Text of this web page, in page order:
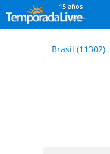
15 años
Brasil (11302)